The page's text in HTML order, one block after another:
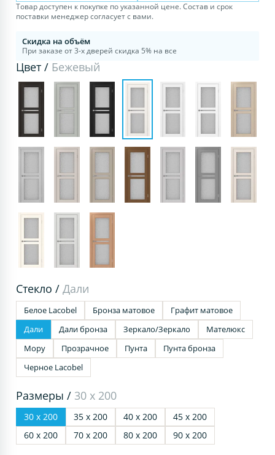
Товар доступен к покупке по указанной цене. Состав и срок
поставки менеджер согласует с вами.
Скидка на объём
При заказе от 3-х дверей скидка 5% на все
Цвет / Бежевый
Стекло /Дали
Белое Lacobel Бронза матовое
Графит матовое
Дали
Дали бронза Зеркало/Зеркало
Мателюкс
Мору
Прозрачное Пунта
Пунта бронза
Черное Lacobel
Размеры / 30 х 200
30 х 200 35 х 200 40 х 200
45 х 200
60 х 200
70 х 200 80 х 200 90 х 200